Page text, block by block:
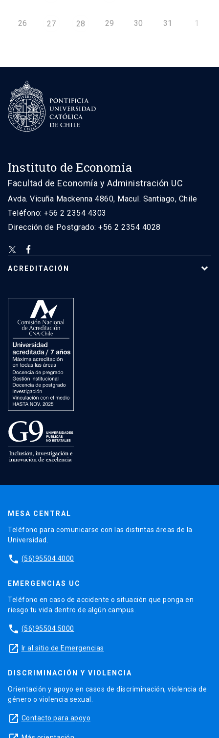
26 27 28 29 30 31 1
Instituto de Economía
Facultad de Economía y Administración UC
Avda. Vicuña Mackenna 4860, Macul. Santiago, Chile
Teléfono: +56 2 2354 4303
Dirección de Postgrado: +56 2 2354 4028
ACREDITACIÓN
MESA CENTRAL
Teléfono para comunicarse con las distintas áreas de la
Universidad.
phone (56)95504 4000
EMERGENCIAS UC
Teléfono en caso de accidente o situación que ponga en
riesgo tu vida dentro de algún campus.
phone (56)95504 5000
launch Ir al sitio de Emergencias
DISCRIMINACIÓN Y VIOLENCIA
Orientación y apoyo en casos de discriminación, violencia de
género o violencia sexual.
launch Contacto para apoyo